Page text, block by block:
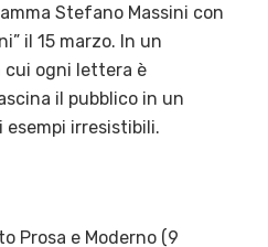
Stefano Massini con
il 15 marzo. In un
cui ogni lettera è
il pubblico in un
esempi irresistibili.
Prosa e Moderno (9